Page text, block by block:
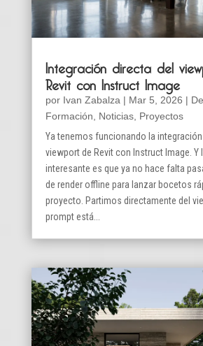
Integración directa del
Revit con Instruct Image
por Ivan Zabalza | Mar 5, 2026 |
Formación
Noticias, Proyectos
Ya tenemos funcionando la integración
viewport de Revit con Instruct Image. Y
interesante es que ya no hace falta
de render offline para lanzar bocetos
proyecto. Partimos directamente del
prompt está...